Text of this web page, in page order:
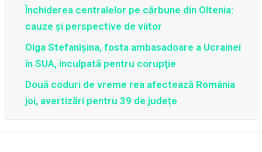
Închiderea centralelor pe cărbune din Oltenia:
cauze și perspective de viitor
Olga Stefanîşina, fosta ambasadoare a Ucrainei
în SUA, inculpată pentru corupţie
Două coduri de vreme rea afectează România
joi, avertizări pentru 39 de județe